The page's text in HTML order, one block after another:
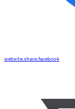
website.share.facebook